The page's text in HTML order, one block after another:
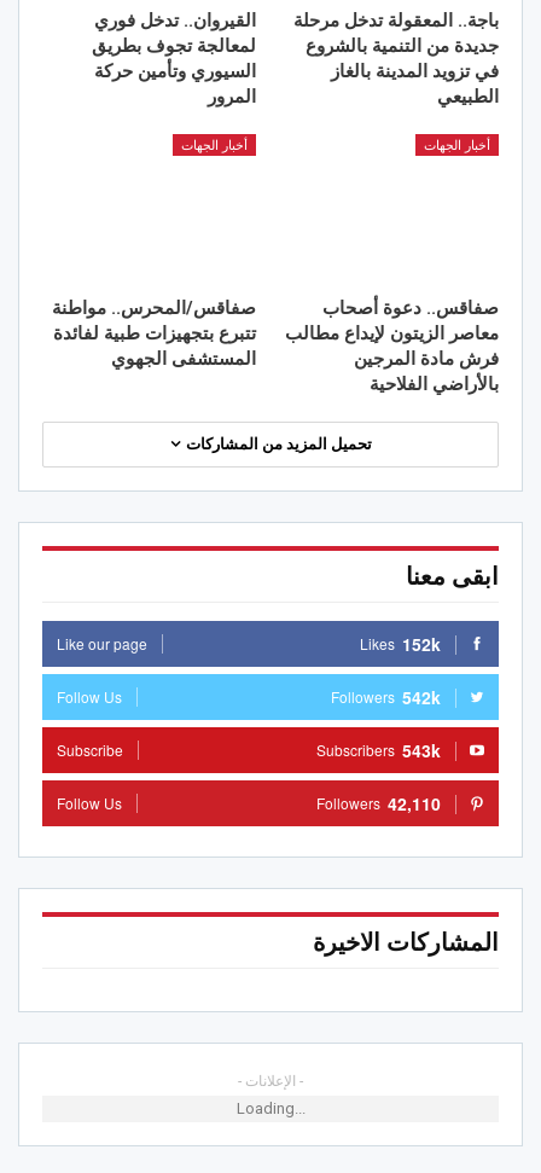
باجة.. المعقولة تدخل مرحلة
جديدة من التنمية بالشروع
في تزويد المدينة بالغاز
الطبيعي
القيروان.. تدخل فوري
لمعالجة تجوف بطريق
السيوري وتأمين حركة
المرور
أخبار الجهات
صفاقس.. دعوة أصحاب
معاصر الزيتون لإيداع مطالب
فرش مادة المرجين
بالأراضي الفلاحية
أخبار الجهات
صفاقس/المحرس.. مواطنة
تتبرع بتجهيزات طبية لفائدة
المستشفى الجهوي
تحميل المزيد من المشاركات
ابقى معنا
152k
Likes
Like our page
542k
Followers
Follow Us
543k
Subscribers
Subscribe
42,110
Followers
Follow Us
المشاركات الاخيرة
- الإعلانات -
Loading...